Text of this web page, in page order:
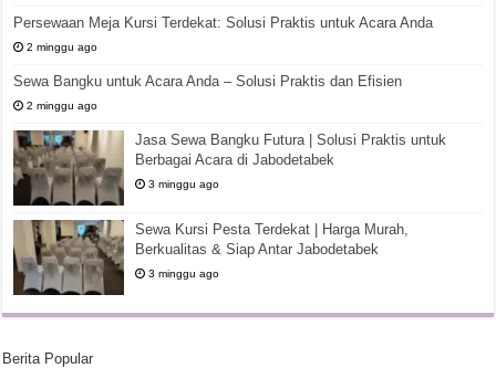
Persewaan Meja Kursi Terdekat: Solusi Praktis untuk Acara Anda
2 minggu ago
Sewa Bangku untuk Acara Anda – Solusi Praktis dan Efisien
2 minggu ago
Jasa Sewa Bangku Futura | Solusi Praktis untuk
Berbagai Acara di Jabodetabek
3 minggu ago
Sewa Kursi Pesta Terdekat | Harga Murah,
Berkualitas & Siap Antar Jabodetabek
3 minggu ago
Berita Popular